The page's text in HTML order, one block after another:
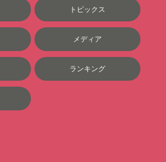
トピックス
メディア
ランキング